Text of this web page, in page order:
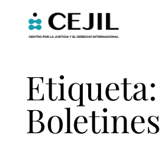
Etiqueta:
Boletines